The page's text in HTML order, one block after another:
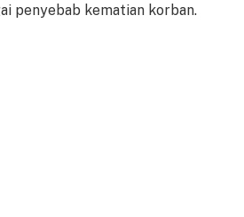
penyebab kematian korban.